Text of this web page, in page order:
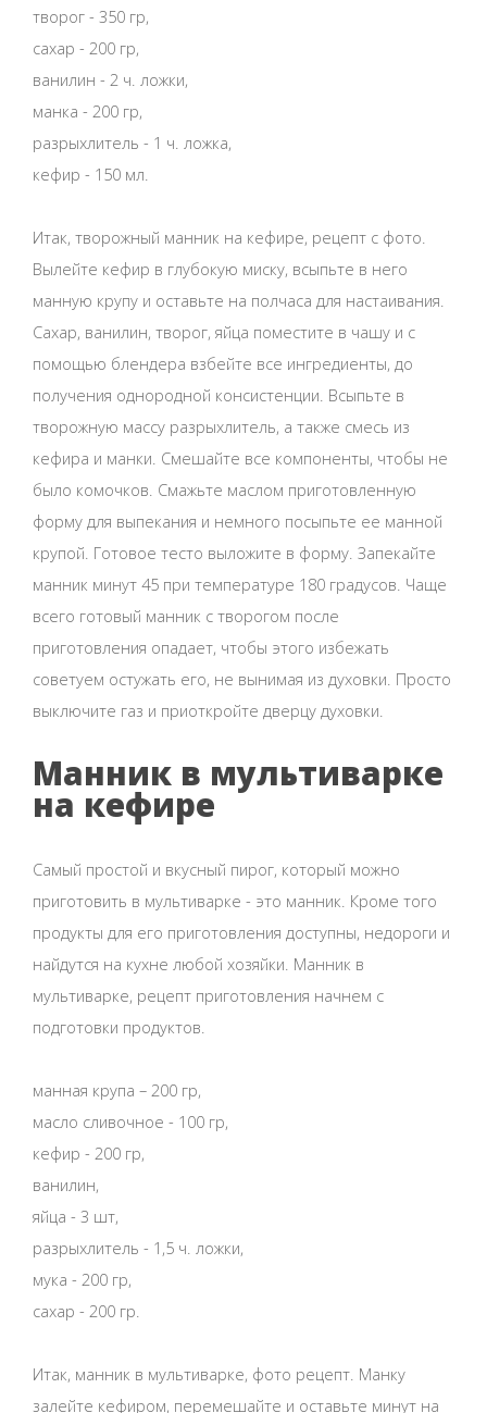
творог - 350 гр,
сахар - 200 гр,
ванилин - 2 ч. ложки,
манка - 200 гр,
разрыхлитель - 1 ч. ложка,
кефир - 150 мл.
Итак, творожный манник на кефире, рецепт с фото.
Вылейте кефир в глубокую миску, всыпьте в него
манную крупу и оставьте на полчаса для настаивания.
Сахар, ванилин, творог, яйца поместите в чашу и с
помощью блендера взбейте все ингредиенты, до
получения однородной консистенции. Всыпьте в
творожную массу разрыхлитель, а также смесь из
кефира и манки. Смешайте все компоненты, чтобы не
было комочков. Смажьте маслом приготовленную
форму для выпекания и немного посыпьте ее манной
крупой. Готовое тесто выложите в форму. Запекайте
манник минут 45 при температуре 180 градусов. Чаще
всего готовый манник с творогом после
приготовления опадает, чтобы этого избежать
советуем остужать его, не вынимая из духовки. Просто
выключите газ и приоткройте дверцу духовки.
Манник в мультиварке
на кефире
Самый простой и вкусный пирог, который можно
приготовить в мультиварке - это манник. Кроме того
продукты для его приготовления доступны, недороги и
найдутся на кухне любой хозяйки. Манник в
мультиварке, рецепт приготовления начнем с
подготовки продуктов.
манная крупа – 200 гр,
масло сливочное - 100 гр,
кефир - 200 гр,
ванилин,
яйца - 3 шт,
разрыхлитель - 1,5 ч. ложки,
мука - 200 гр,
сахар - 200 гр.
Итак, манник в мультиварке, фото рецепт. Манку
залейте кефиром, перемешайте и оставьте минут на